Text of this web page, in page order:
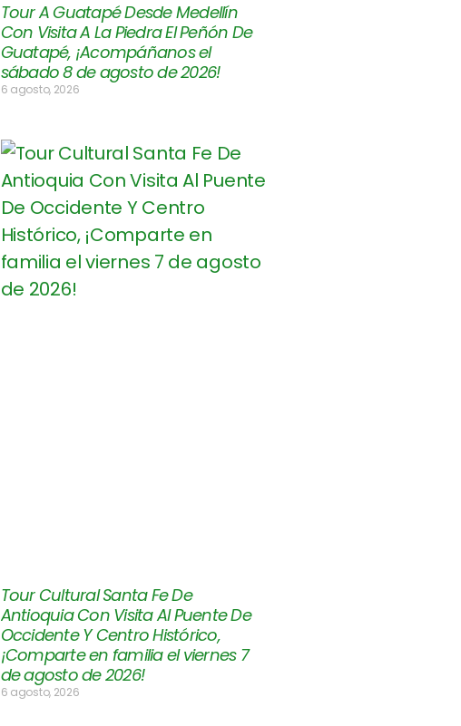
Tour A Guatapé Desde Medellín
Con Visita A La Piedra El Peñón De
Guatapé, ¡Acompáñanos el
sábado 8 de agosto de 2026!
6 agosto, 2026
Tour Cultural Santa Fe De
Antioquia Con Visita Al Puente De
Occidente Y Centro Histórico,
¡Comparte en familia el viernes 7
de agosto de 2026!
6 agosto, 2026